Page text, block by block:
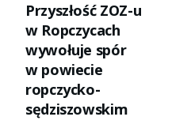
Przyszłość ZOZ-u
w Ropczycach
wywołuje spór
w powiecie
ropczycko-
sędziszowskim